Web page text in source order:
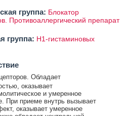
группа: Блокатор
Противоаллергический препарат
группа: H1-гистаминовых
Обладает
оказывает
и умеренное
При приеме внутрь вызывает
оказывает умеренное